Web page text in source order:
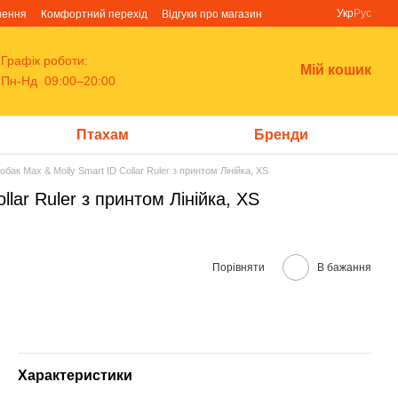
Комфортний перехід Відгуки про магазин УкрРус
Графік роботи:
Пн-Нд 09:00–20:00
Мій кошик
Птахам Бренди
Max & Molly Smart ID Collar Ruler з принтом Лінійка, XS
Ruler з принтом Лінійка, XS
Порівняти В бажання
Характеристики